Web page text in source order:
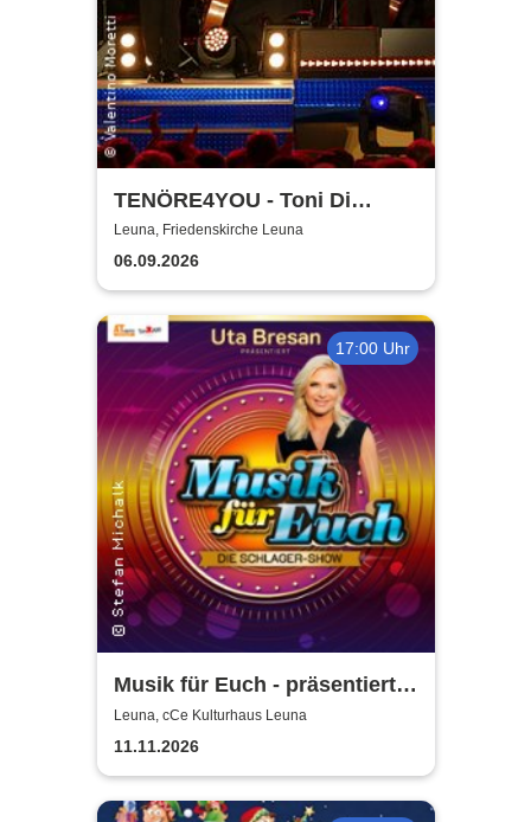
TENÖRE4YOU - Toni Di
Napoli & Pietro Pato
Leuna, Friedenskirche Leuna
06.09.2026
17:00 Uhr
Musik für Euch - präsentiert
von Uta Bresan
Leuna, cCe Kulturhaus Leuna
11.11.2026